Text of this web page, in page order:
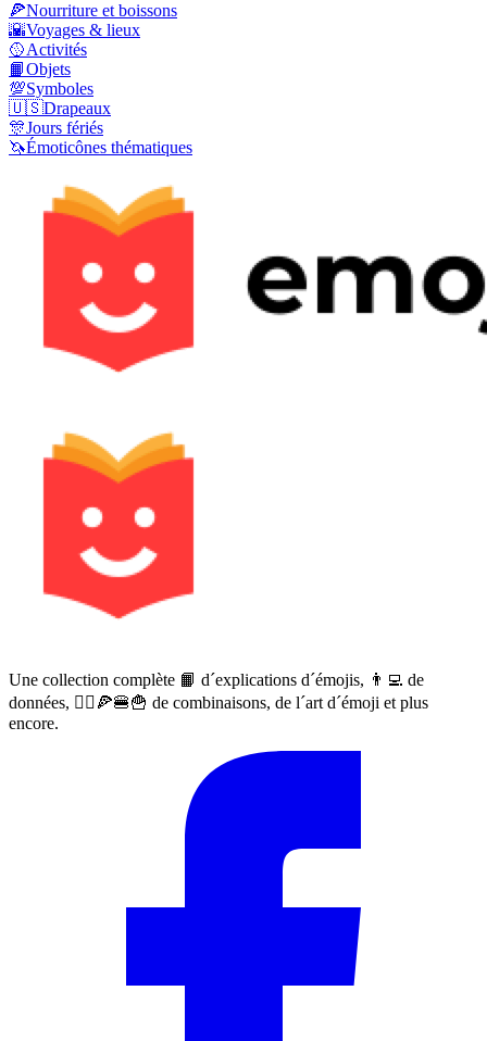
🍕Nourriture et boissons
🌇Voyages & lieux
🥎Activités
📙Objets
💯Symboles
🇺🇸Drapeaux
🎊Jours fériés
🦄Émoticônes thématiques
Une collection complète 📙 d´explications d´émojis, 👨‍💻 de
données, 🙅‍♀️🍕🍔🍟 de combinaisons, de l´art d´émoji et plus
encore.